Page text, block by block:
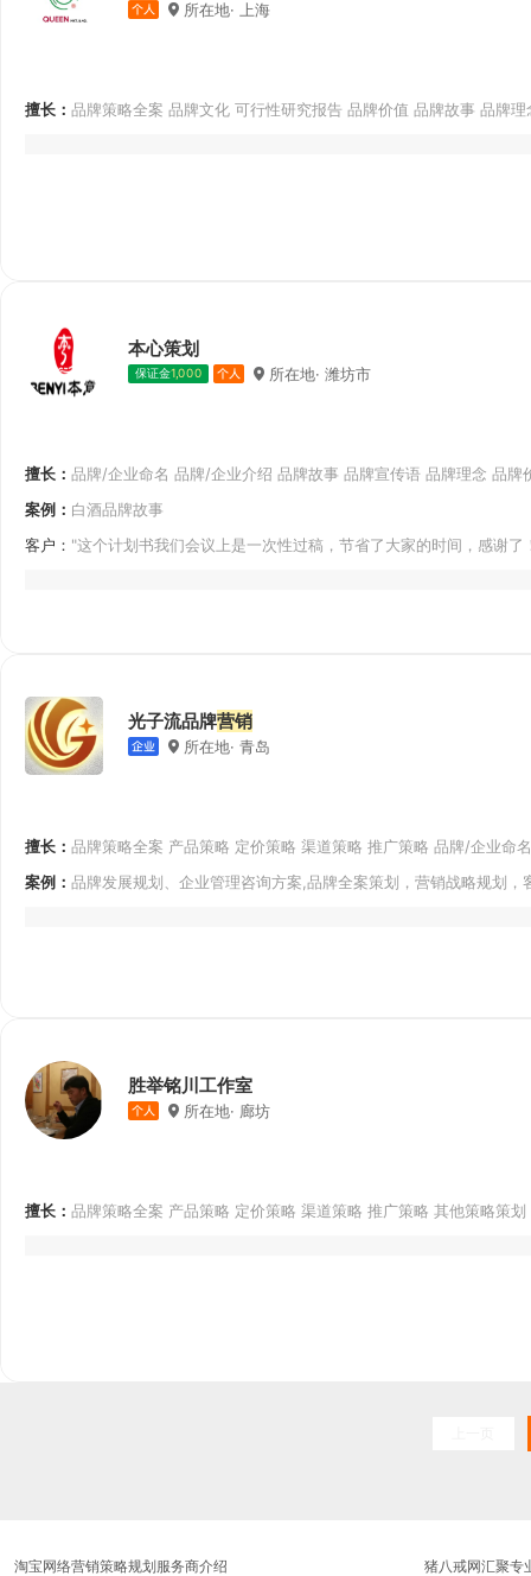
所在地· 上海
擅长： 品牌策略全案 品牌文化 可行性研究报告 品牌价值 品牌故事 品牌理
本心策划
保证金1,000 所在地· 潍坊市
擅长： 品牌/企业命名 品牌/企业介绍 品牌故事 品牌宣传语 品牌理念 品牌
案例： 白酒品牌故事
客户： "这个计划书我们会议上是一次性过稿，节省了大家的时间，感谢
光子流品牌营销
所在地· 青岛
擅长： 品牌策略全案 产品策略 定价策略 渠道策略 推广策略 品牌/企业命
案例： 品牌发展规划、企业管理咨询方案,品牌全案策划，营销战略规划，
胜举铭川工作室
所在地· 廊坊
擅长： 品牌策略全案 产品策略 定价策略 渠道策略 推广策略 其他策略策
淘宝网络营销策略规划服务商介绍
猪八戒网汇聚专